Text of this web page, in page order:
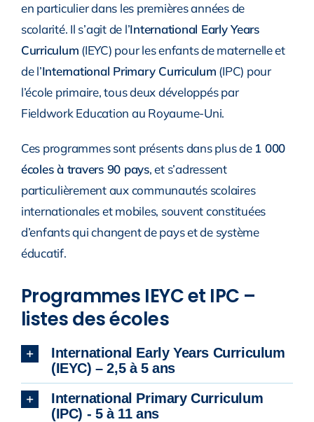
en particulier dans les premières années de
scolarité. Il s’agit de l’International Early Years
Curriculum (IEYC) pour les enfants de maternelle et
de l’International Primary Curriculum (IPC) pour
l’école primaire, tous deux développés par
Fieldwork Education au Royaume-Uni.
Ces programmes sont présents dans plus de 1 000
écoles à travers 90 pays, et s’adressent
particulièrement aux communautés scolaires
internationales et mobiles, souvent constituées
d’enfants qui changent de pays et de système
éducatif.
Programmes IEYC et IPC –
listes des écoles
International Early Years Curriculum
(IEYC) – 2,5 à 5 ans
International Primary Curriculum
(IPC) - 5 à 11 ans